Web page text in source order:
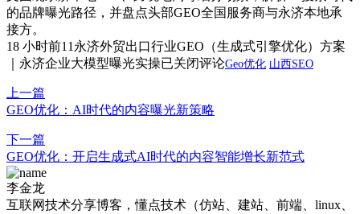
的品牌曝光路径，并盘点头部GEO全国服务商与永济本地承
接方。
18 小时前11 永济外贸出口行业GEO（生成式引擎优化）方案
｜永济企业大模型曝光实操已关闭评论Geo优化 山西SEO
上一篇
GEO优化：AI时代的内容曝光新策略
下一篇
GEO优化：开启生成式AI时代的内容智能增长新范式
李金龙
互联网技术分享博客，懂点技术（仿站、建站、前端、linux、